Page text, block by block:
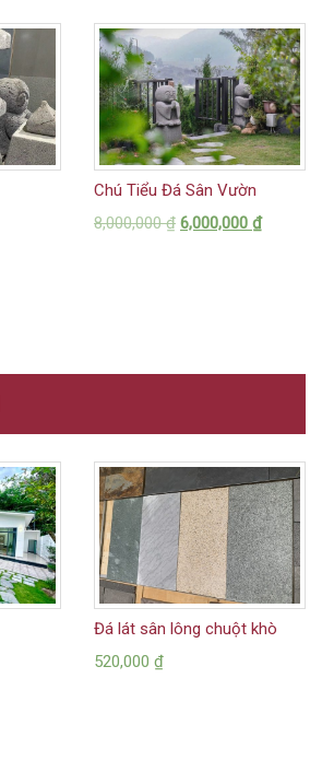
Chú Tiểu Đá Sân Vườn
8,000,000₫ 6,000,000 ₫
Đá lát sân lông chuột khò
520,000 ₫